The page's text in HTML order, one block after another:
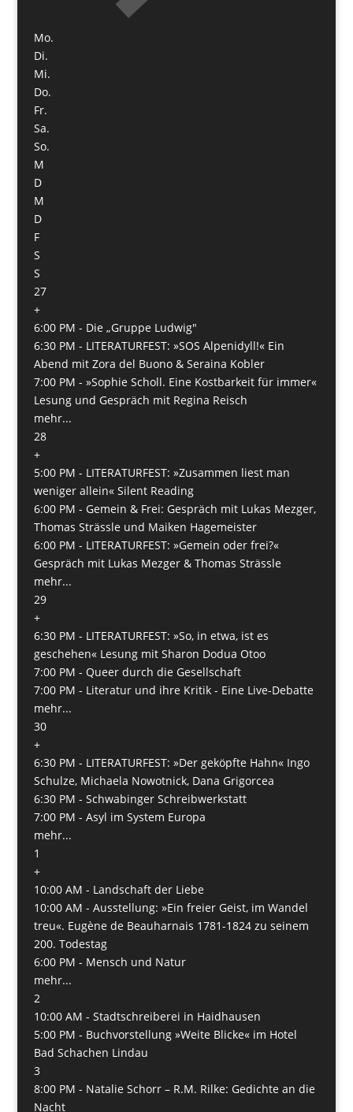
Mo.
Di.
Mi.
Do.
Fr.
Sa.
So.
M
D
M
D
F
S
S
27
+
6:00 PM - Die „Gruppe Ludwig"
6:30 PM - LITERATURFEST: »SOS Alpenidyll!« Ein
Abend mit Zora del Buono & Seraina Kobler
7:00 PM - »Sophie Scholl. Eine Kostbarkeit für immer«
Lesung und Gespräch mit Regina Reisch
mehr...
28
+
5:00 PM - LITERATURFEST: »Zusammen liest man
weniger allein« Silent Reading
6:00 PM - Gemein & Frei: Gespräch mit Lukas Mezger,
Thomas Strässle und Maiken Hagemeister
6:00 PM - LITERATURFEST: »Gemein oder frei?«
Gespräch mit Lukas Mezger & Thomas Strässle
mehr...
29
+
6:30 PM - LITERATURFEST: »So, in etwa, ist es
geschehen« Lesung mit Sharon Dodua Otoo
7:00 PM - Queer durch die Gesellschaft
7:00 PM - Literatur und ihre Kritik - Eine Live-Debatte
mehr...
30
+
6:30 PM - LITERATURFEST: »Der geköpfte Hahn« Ingo
Schulze, Michaela Nowotnick, Dana Grigorcea
6:30 PM - Schwabinger Schreibwerkstatt
7:00 PM - Asyl im System Europa
mehr...
1
+
10:00 AM - Landschaft der Liebe
10:00 AM - Ausstellung: »Ein freier Geist, im Wandel
treu«. Eugène de Beauharnais 1781-1824 zu seinem
200. Todestag
6:00 PM - Mensch und Natur
mehr...
2
10:00 AM - Stadtschreiberei in Haidhausen
5:00 PM - Buchvorstellung »Weite Blicke« im Hotel
Bad Schachen Lindau
3
8:00 PM - Natalie Schorr – R.M. Rilke: Gedichte an die
Nacht